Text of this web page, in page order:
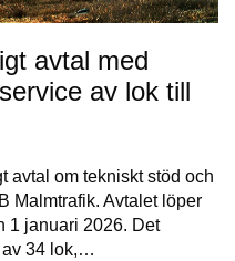
avtal med
av lok till
avtal om tekniskt stöd och
Malmtrafik. Avtalet löper
1 januari 2026. Det
av 34 lok,…